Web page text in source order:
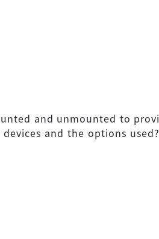
and unmounted to provi
and the options used?